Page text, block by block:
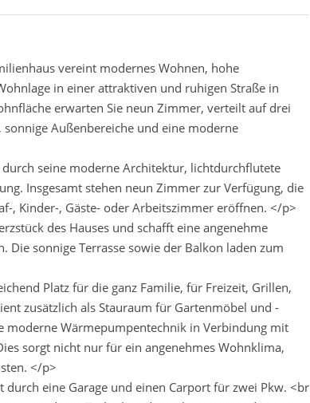
vereint modernes Wohnen, hohe
in einer attraktiven und ruhigen Straße in
erwarten Sie neun Zimmer, verteilt auf drei
Außenbereiche und eine moderne
seine moderne Architektur, lichtdurchflutete
Insgesamt stehen neun Zimmer zur Verfügung, die
, Kinder-, Gäste- oder Arbeitszimmer eröffnen. </p>
des Hauses und schafft eine angenehme
Die sonnige Terrasse sowie der Balkon laden zum
Platz für die ganz Familie, für Freizeit, Grillen,
zusätzlich als Stauraum für Gartenmöbel und -
moderne Wärmepumpentechnik in Verbindung mit
sorgt nicht nur für ein angenehmes Wohnklima,
</p>
eine Garage und einen Carport für zwei Pkw. <br